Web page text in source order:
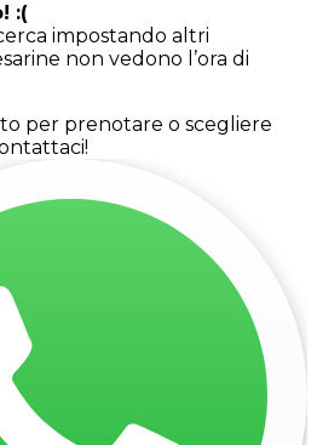
:(
impostando altri
non vedono l’ora di
per prenotare o scegliere